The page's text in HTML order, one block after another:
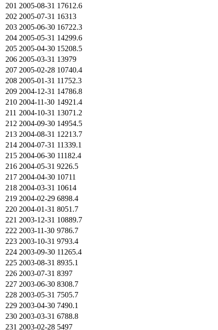
201 2005-08-31 17612.6
202 2005-07-31 16313
203 2005-06-30 16722.3
204 2005-05-31 14299.6
205 2005-04-30 15208.5
206 2005-03-31 13979
207 2005-02-28 10740.4
208 2005-01-31 11752.3
209 2004-12-31 14786.8
210 2004-11-30 14921.4
211 2004-10-31 13071.2
212 2004-09-30 14954.5
213 2004-08-31 12213.7
214 2004-07-31 11339.1
215 2004-06-30 11182.4
216 2004-05-31 9226.5
217 2004-04-30 10711
218 2004-03-31 10614
219 2004-02-29 6898.4
220 2004-01-31 8051.7
221 2003-12-31 10889.7
222 2003-11-30 9786.7
223 2003-10-31 9793.4
224 2003-09-30 11265.4
225 2003-08-31 8935.1
226 2003-07-31 8397
227 2003-06-30 8308.7
228 2003-05-31 7505.7
229 2003-04-30 7490.1
230 2003-03-31 6788.8
231 2003-02-28 5497